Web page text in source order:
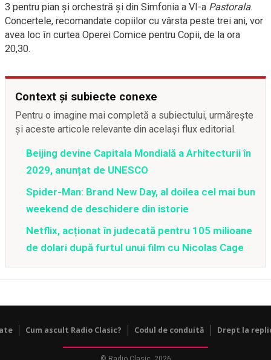
3 pentru pian şi orchestră şi din Simfonia a VI-a Pastorala.
Concertele, recomandate copiilor cu vârsta peste trei ani, vor
avea loc în curtea Operei Comice pentru Copii, de la ora
20,30.
Context și subiecte conexe
Pentru o imagine mai completă a subiectului, urmărește
și aceste articole relevante din același flux editorial.
Beijing devine Capitala Mondială a Arhitecturii în
2029, anunțat de UNESCO
Spider-Man: Brand New Day, al doilea cel mai bun
weekend de deschidere din istorie
Netflix, acționat în judecată pentru 105 milioane
de dolari după furtul unui film cu Nicolas Cage
Cum ascult Radio Clasic? Codul de conduită Drept la